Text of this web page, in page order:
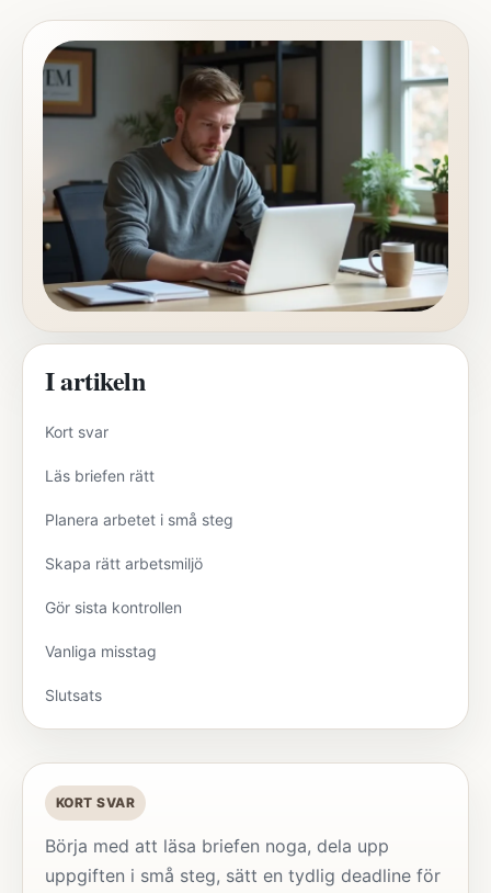
I artikeln
Kort svar
Läs briefen rätt
Planera arbetet i små steg
Skapa rätt arbetsmiljö
Gör sista kontrollen
Vanliga misstag
Slutsats
KORT SVAR
Börja med att läsa briefen noga, dela upp
uppgiften i små steg, sätt en tydlig deadline för